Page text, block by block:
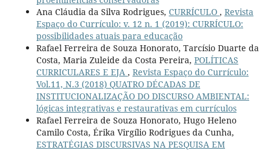
Ana Cláudia da Silva Rodrigues, CURRÍCULO , Revista
Espaço do Currículo: v. 12 n. 1 (2019): CURRÍCULO:
possibilidades atuais para educação
Rafael Ferreira de Souza Honorato, Tarcísio Duarte da
Costa, Maria Zuleide da Costa Pereira, POLÍTICAS
CURRICULARES E EJA , Revista Espaço do Currículo:
Vol.11, N.3 (2018) QUATRO DÉCADAS DE
INSTITUCIONALIZAÇÃO DO DISCURSO AMBIENTAL:
lógicas integrativas e restaurativas em currículos
Rafael Ferreira de Souza Honorato, Hugo Heleno
Camilo Costa, Érika Virgílio Rodrigues da Cunha,
ESTRATÉGIAS DISCURSIVAS NA PESQUISA EM